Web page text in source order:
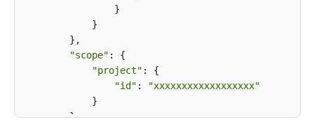
统
                }
            }
        },
"scope" : {
"project" : {
"id" :
"xxxxxxxxxxxxxxxxxx"
            }
        }